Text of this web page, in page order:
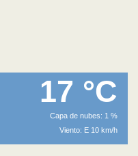
17 °C
Capa de nubes: 1 %
Viento: E 10 km/h